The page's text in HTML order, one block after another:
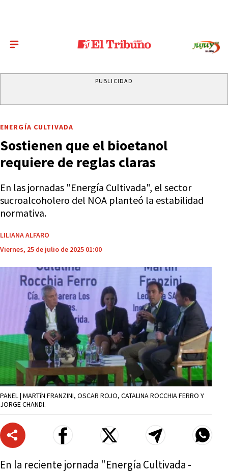
PUBLICIDAD
ENERGÍA CULTIVADA
Sostienen que el bioetanol
requiere de reglas claras
En las jornadas "Energía Cultivada", el sector
sucroalcoholero del NOA planteó la estabilidad
normativa.
LILIANA ALFARO
Viernes, 25 de julio de 2025 01:00
PANEL | MARTíN FRANZINI, OSCAR ROJO, CATALINA ROCCHIA FERRO Y
JORGE CHANDI.
En la reciente jornada "Energía Cultivada -